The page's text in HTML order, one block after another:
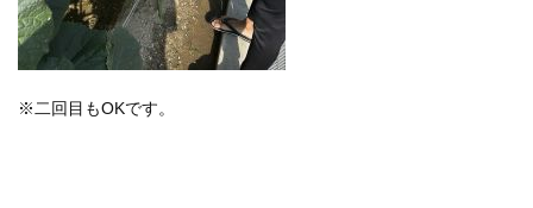
※二回目もOKです。